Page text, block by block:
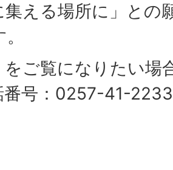
集える場所に」との
をご覧になりたい場
番号：0257-41-